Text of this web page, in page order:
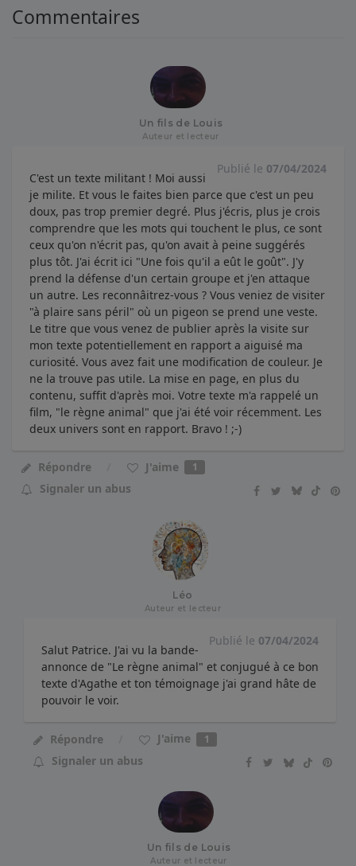
Commentaires
Un fils de Louis
Auteur et lecteur
Publié le 07/04/2024
C'est un texte militant ! Moi aussi
je milite. Et vous le faites bien parce que c'est un peu
doux, pas trop premier degré. Plus j'écris, plus je crois
comprendre que les mots qui touchent le plus, ce sont
ceux qu'on n'écrit pas, qu'on avait à peine suggérés
plus tôt. J'ai écrit ici "Une fois qu'il a eût le goût". J'y
prend la défense d'un certain groupe et j'en attaque
un autre. Les reconnâitrez-vous ? Vous veniez de visiter
"à plaire sans péril" où un pigeon se prend une veste.
Le titre que vous venez de publier après la visite sur
mon texte potentiellement en rapport a aiguisé ma
curiosité. Vous avez fait une modification de couleur. Je
ne la trouve pas utile. La mise en page, en plus du
contenu, suffit d'après moi. Votre texte m'a rappelé un
film, "le règne animal" que j'ai été voir récemment. Les
deux univers sont en rapport. Bravo ! ;-)
Répondre J'aime 1
Signaler un abus
Léo
Auteur et lecteur
Publié le 07/04/2024
Salut Patrice. J'ai vu la bande-
annonce de "Le règne animal" et conjugué à ce bon
texte d'Agathe et ton témoignage j'ai grand hâte de
pouvoir le voir.
Répondre J'aime 1
Signaler un abus
Un fils de Louis
Auteur et lecteur